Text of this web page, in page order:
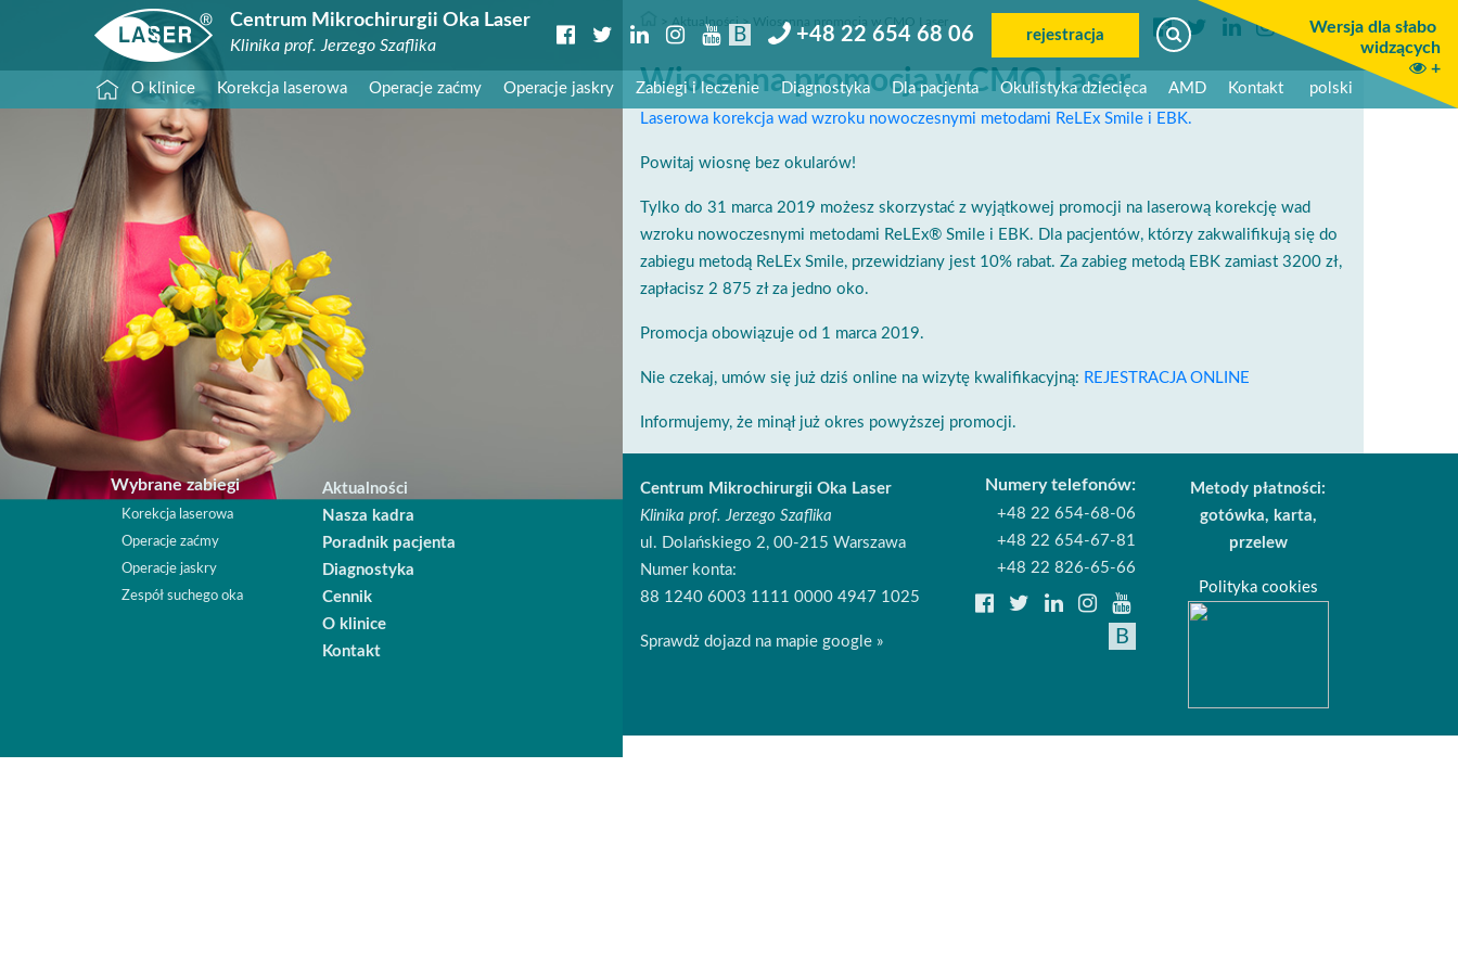
Centrum Mikrochirurgii Oka Laser
Klinika prof. Jerzego Szaflika B +48 22 654 68 06 rejestracja
Wersja dla słabo
widzących
+
O klinice Korekcja laserowa Operacje zaćmy Operacje jaskry Zabiegi i leczenie Diagnostyka Dla pacjenta Okulistyka dziecięca AMD Kontakt polski
Aktualności Wiosenna promocja w CMO Laser
Wiosenna promocja w CMO Laser
Laserowa korekcja wad wzroku nowoczesnymi metodami ReLEx Smile i EBK.
Powitaj wiosnę bez okularów!
Tylko do 31 marca 2019 możesz skorzystać z wyjątkowej promocji na laserową korekcję wad
wzroku nowoczesnymi metodami ReLEx® Smile i EBK. Dla pacjentów, którzy zakwalifikują się do
zabiegu metodą ReLEx Smile, przewidziany jest 10% rabat. Za zabieg metodą EBK zamiast 3200 zł,
zapłacisz 2 875 zł za jedno oko.
Promocja obowiązuje od 1 marca 2019.
Nie czekaj, umów się już dziś online na wizytę kwalifikacyjną: REJESTRACJA ONLINE
Informujemy, że minął już okres powyższej promocji.
Wybrane zabiegi
Korekcja laserowa
Operacje zaćmy
Operacje jaskry
Zespół suchego oka
Aktualności
Nasza kadra
Poradnik pacjenta
Diagnostyka
Cennik
O klinice
Kontakt
Centrum Mikrochirurgii Oka Laser
Klinika prof. Jerzego Szaflika
ul. Dolańskiego 2, 00-215 Warszawa
Numer konta:
88 1240 6003 1111 0000 4947 1025
Sprawdż dojazd na mapie google »
Numery telefonów:
+48 22 654-68-06
+48 22 654-67-81
+48 22 826-65-66
B
Metody płatności:
gotówka, karta,
przelew
Polityka cookies